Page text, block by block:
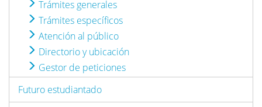
Trámites generales
Trámites específicos
Atención al público
Directorio y ubicación
Gestor de peticiones
Futuro estudiantado